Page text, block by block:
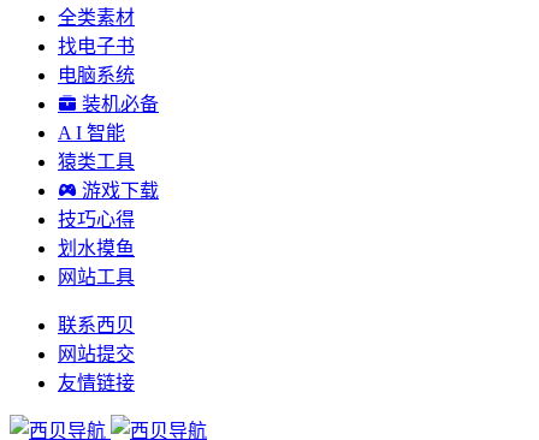
全类素材
找电子书
电脑系统
装机必备
A I 智能
猿类工具
游戏下载
技巧心得
划水摸鱼
网站工具
联系西贝
网站提交
友情链接